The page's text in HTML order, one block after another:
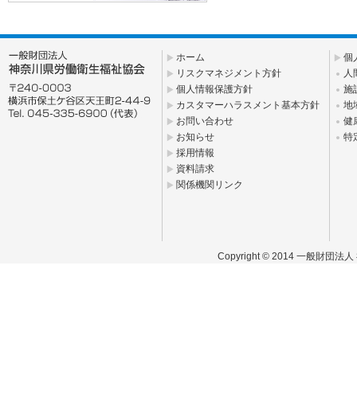
ホーム
リスクマネジメント方針
個人情報保護方針
カスタマーハラスメント基本方針
お問い合わせ
お知らせ
採用情報
資料請求
関係機関リンク
個
人
施
地
健
特
Copyright © 2014 一般財団法人